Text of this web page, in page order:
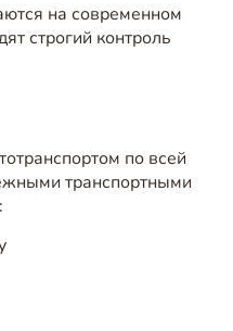
на современном
строгий контроль
по всей
транспортными